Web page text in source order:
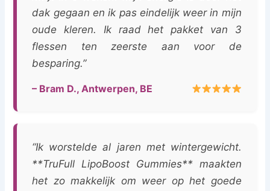
dak gegaan en ik pas eindelijk weer in mijn
oude kleren. Ik raad het pakket van 3
flessen ten zeerste aan voor de
besparing.”
– Bram D., Antwerpen, BE
“Ik worstelde al jaren met wintergewicht.
**TruFull LipoBoost Gummies** maakten
het zo makkelijk om weer op het goede